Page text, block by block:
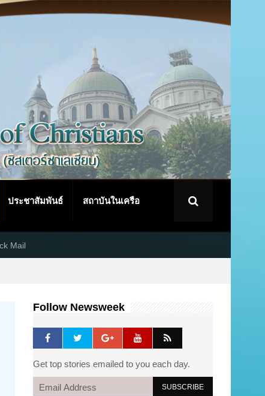
ประชาสัมพันธ์ สถาบันในเครือ
Mail
Follow Newsweek
Get top stories emailed to you each day.